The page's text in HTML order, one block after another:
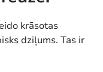
krāsotas
dziļums. Tas ir